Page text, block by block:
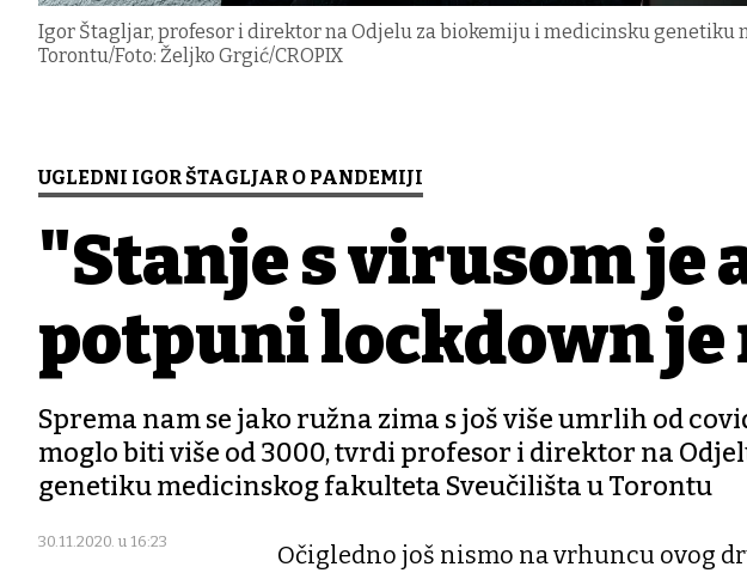
Igor Štagljar, profesor i direktor na Odjelu za biokemiju i medicinsku genetiku
Torontu/Foto: Željko Grgić/CROPIX
UGLEDNI IGOR ŠTAGLJAR O PANDEMIJI
"Stanje s virusom je
potpuni lockdown je
Sprema nam se jako ružna zima s još više umrlih od
moglo biti više od 3000, tvrdi profesor i direktor na
genetiku medicinskog fakulteta Sveučilišta u Torontu
30.11.2020. u 16:23
Očigledno još nismo na vrhuncu ovog